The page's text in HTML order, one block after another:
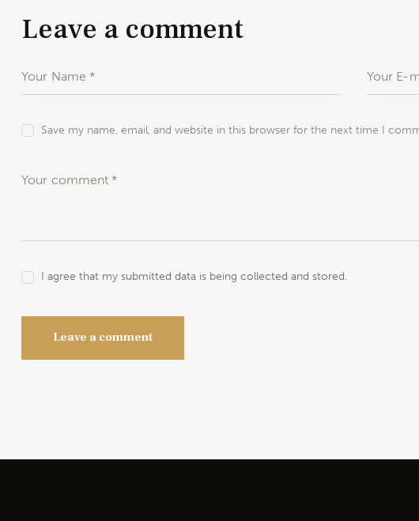
Leave a comment
Save my name, email, and website in this browser for the next time I
I agree that my submitted data is being collected and stored.